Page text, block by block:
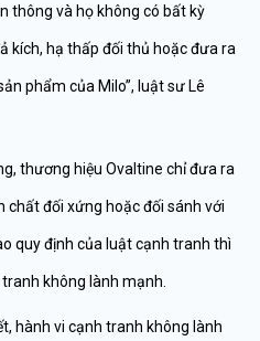
thông và họ không có bất kỳ
kích, hạ thấp đối thủ hoặc đưa ra
phẩm của Milo”, luật sư Lê
thương hiệu Ovaltine chỉ đưa ra
đối xứng hoặc đối sánh với
quy định của luật cạnh tranh thì
không lành mạnh.
hành vi cạnh tranh không lành